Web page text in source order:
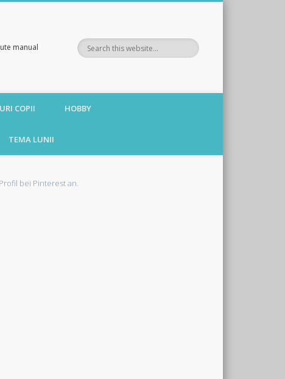
manual
COPII HOBBY
TEMA LUNII
Profil bei Pinterest an.